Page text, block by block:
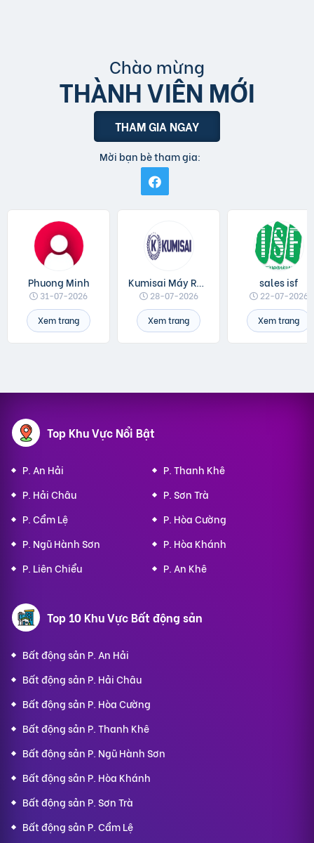
Chào mừng
THÀNH VIÊN MỚI
THAM GIA NGAY
Mời bạn bè tham gia:
Phuong Minh
31-07-2026
Xem trang
Kumisai Máy Rửa Xe
28-07-2026
Xem trang
sales isf
22-07-2026
Xem trang
Top Khu Vực Nổi Bật
P. An Hải
P. Thanh Khê
P. Hải Châu
P. Sơn Trà
P. Cẩm Lệ
P. Hòa Cường
P. Ngũ Hành Sơn
P. Hòa Khánh
P. Liên Chiểu
P. An Khê
Top 10 Khu Vực Bất động sản
Bất động sản P. An Hải
Bất động sản P. Hải Châu
Bất động sản P. Hòa Cường
Bất động sản P. Thanh Khê
Bất động sản P. Ngũ Hành Sơn
Bất động sản P. Hòa Khánh
Bất động sản P. Sơn Trà
Bất động sản P. Cẩm Lệ